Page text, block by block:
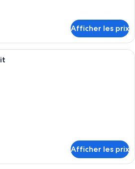
Afficher les prix
Une chambre d’hôtel dotée d’un
Afficher les prix